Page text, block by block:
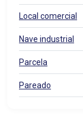
Local comercial
Nave industrial
Parcela
Pareado